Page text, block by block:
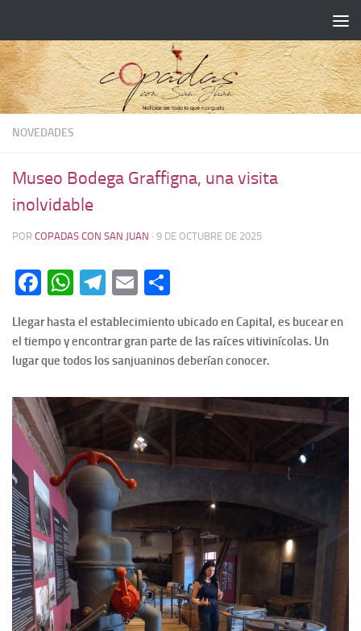
NOVEDADES
Museo Bodega Graffigna, una visita
inolvidable
POR COPADAS CON SAN JUAN · 9 DE OCTUBRE DE 2025
Facebook
WhatsApp
Telegram
Email
Llegar hasta el establecimiento ubicado en Capital, es bucear en
el tiempo y encontrar gran parte de las raíces vitivinícolas. Un
lugar que todos los sanjuaninos deberían conocer.